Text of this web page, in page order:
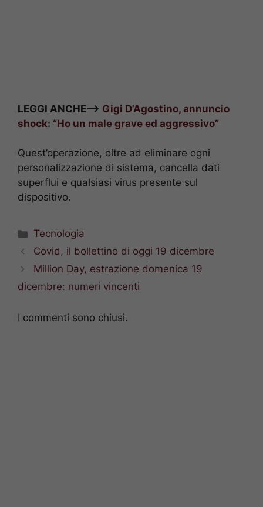
LEGGI ANCHE—> Gigi D’Agostino, annuncio
shock: “Ho un male grave ed aggressivo”
Quest’operazione, oltre ad eliminare ogni
personalizzazione di sistema, cancella dati
superflui e qualsiasi virus presente sul
dispositivo.
Categorie
Tecnologia
Covid, il bollettino di oggi 19 dicembre
Million Day, estrazione domenica 19
dicembre: numeri vincenti
I commenti sono chiusi.